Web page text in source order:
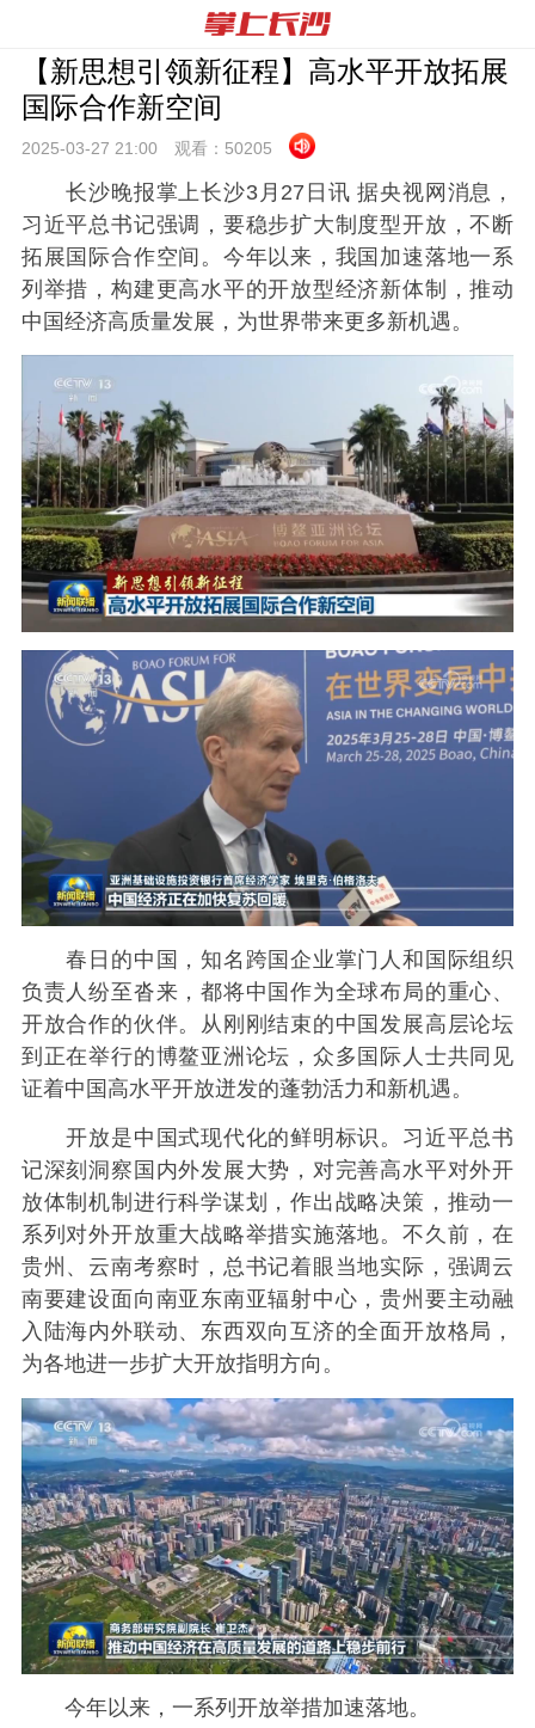
【新思想引领新征程】高水平开放拓展
国际合作新空间
2025-03-27 21:00 观看： 50205
长沙晚报掌上长沙3月27日讯 据央视网消息，
习近平总书记强调，要稳步扩大制度型开放，不断
拓展国际合作空间。今年以来，我国加速落地一系
列举措，构建更高水平的开放型经济新体制，推动
中国经济高质量发展，为世界带来更多新机遇。
春日的中国，知名跨国企业掌门人和国际组织
负责人纷至沓来，都将中国作为全球布局的重心、
开放合作的伙伴。从刚刚结束的中国发展高层论坛
到正在举行的博鳌亚洲论坛，众多国际人士共同见
证着中国高水平开放迸发的蓬勃活力和新机遇。
开放是中国式现代化的鲜明标识。习近平总书
记深刻洞察国内外发展大势，对完善高水平对外开
放体制机制进行科学谋划，作出战略决策，推动一
系列对外开放重大战略举措实施落地。不久前，在
贵州、云南考察时，总书记着眼当地实际，强调云
南要建设面向南亚东南亚辐射中心，贵州要主动融
入陆海内外联动、东西双向互济的全面开放格局，
为各地进一步扩大开放指明方向。
今年以来，一系列开放举措加速落地。